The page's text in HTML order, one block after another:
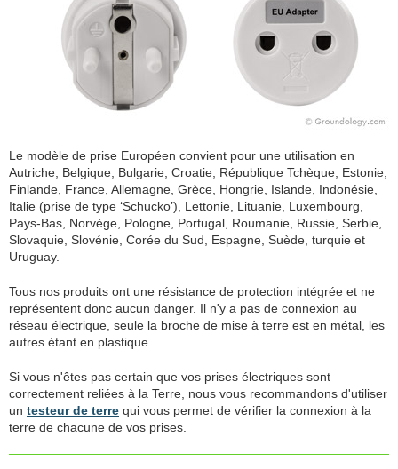
Le modèle de prise Européen convient pour une utilisation en
Autriche, Belgique, Bulgarie, Croatie, République Tchèque, Estonie,
Finlande, France, Allemagne, Grèce, Hongrie, Islande, Indonésie,
Italie (prise de type ‘Schucko’), Lettonie, Lituanie, Luxembourg,
Pays-Bas, Norvège, Pologne, Portugal, Roumanie, Russie, Serbie,
Slovaquie, Slovénie, Corée du Sud, Espagne, Suède, turquie et
Uruguay.
Tous nos produits ont une résistance de protection intégrée et ne
représentent donc aucun danger. Il n'y a pas de connexion au
réseau électrique, seule la broche de mise à terre est en métal, les
autres étant en plastique.
Si vous n'êtes pas certain que vos prises électriques sont
correctement reliées à la Terre, nous vous recommandons d'utiliser
un testeur de terre qui vous permet de vérifier la connexion à la
terre de chacune de vos prises.